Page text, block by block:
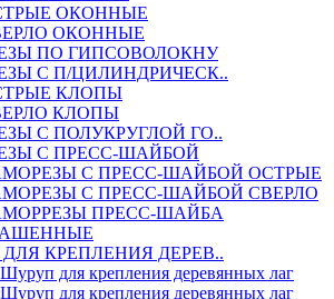
ОКОННЫЕ
ОКОННЫЕ
ПО ГИПСОВОЛОКНУ
С П/ЦИЛИНДРИЧЕСК..
КЛОПЫ
КЛОПЫ
С ПОЛУКРУГЛОЙ ГО..
С ПРЕСС-ШАЙБОЙ
С ПРЕСС-ШАЙБОЙ ОСТРЫЕ
С ПРЕСС-ШАЙБОЙ СВЕРЛО
ПРЕСС-ШАЙБА
КРЕПЛЕНИЯ ДЕРЕВ..
для крепления деревянных лаг
для крепления деревянных лаг